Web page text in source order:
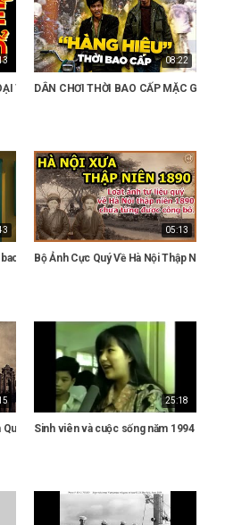
THẬP NIÊN 80 90 Ở VIỆT NAM - KÝ ỨC
08:22
DÂN CHƠI THỜI BAO CẤP MẶC GÌ -
cấp giai đoạn lịch sử đáng nhớ của Việt
05:13
Bộ Ảnh Cực Quý Về Hà Nội Thập Niên
Hiếm Về Hà Nội Có Thể Bạn Chưa Biết
25:18
Sinh viên và cuộc sống năm 1994 - Ký